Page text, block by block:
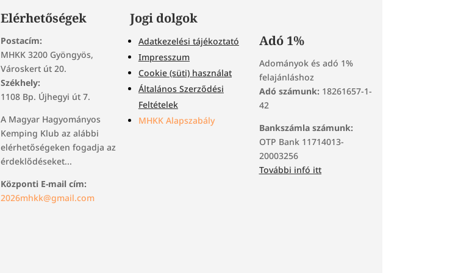
Elérhetőségek
Postacím:
MHKK 3200 Gyöngyös,
Városkert út 20.
Székhely:
1108 Bp. Újhegyi út 7.
A Magyar Hagyományos
Kemping Klub az alábbi
elérhetőségeken fogadja az
érdeklődéseket...
Központi E-mail cím:
2026mhkk@gmail.com
Jogi dolgok
Adatkezelési tájékoztató
Impresszum
Cookie (süti) használat
Általános Szerződési
Feltételek
MHKK Alapszabály
Adó 1%
Adományok és adó 1%
felajánláshoz
Adó számunk: 18261657-1-
42
Bankszámla számunk:
OTP Bank 11714013-
20003256
További infó itt